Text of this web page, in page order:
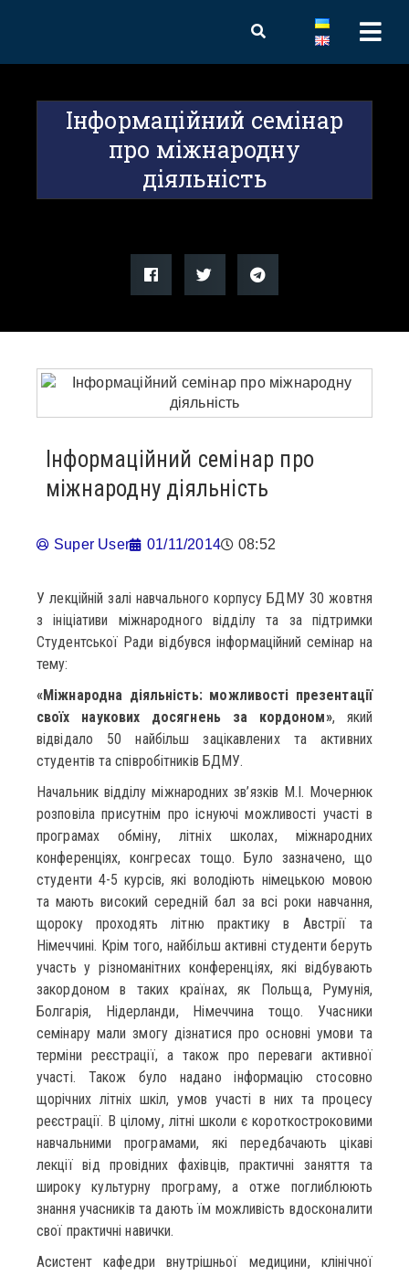
Інформаційний семінар
про міжнародну
діяльність
Інформаційний семінар про
міжнародну діяльність
Super User 01/11/2014 08:52
У лекційній залі навчального корпусу БДМУ 30 жовтня
з ініціативи міжнародного відділу та за підтримки
Студентської Ради відбувся інформаційний семінар на
тему:
«Міжнародна діяльність: можливості презентації
своїх наукових досягнень за кордоном», який
відвідало 50 найбільш зацікавлених та активних
студентів та співробітників БДМУ.
Начальник відділу міжнародних зв’язків М.І. Мочернюк
розповіла присутнім про існуючі можливості участі в
програмах обміну, літніх школах, міжнародних
конференціях, конгресах тощо. Було зазначено, що
студенти 4-5 курсів, які володіють німецькою мовою
та мають високий середній бал за всі роки навчання,
щороку проходять літню практику в Австрії та
Німеччині. Крім того, найбільш активні студенти беруть
участь у різноманітних конференціях, які відбувають
закордоном в таких країнах, як Польща, Румунія,
Болгарія, Нідерланди, Німеччина тощо. Учасники
семінару мали змогу дізнатися про основні умови та
терміни реєстрації, а також про переваги активної
участі. Також було надано інформацію стосовно
щорічних літніх шкіл, умов участі в них та процесу
реєстрації. В цілому, літні школи є короткостроковими
навчальними програмами, які передбачають цікаві
лекції від провідних фахівців, практичні заняття та
широку культурну програму, а отже поглиблюють
знання учасників та дають їм можливість вдосконалити
свої практичні навички.
Асистент кафедри внутрішньої медицини, клінічної